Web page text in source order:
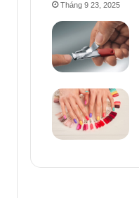
Tháng 9 23, 2025